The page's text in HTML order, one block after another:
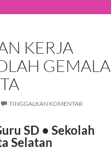
KERJA
GEMALA
TINGGALKAN KOMENTAR
SD • Sekolah
Selatan